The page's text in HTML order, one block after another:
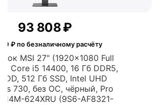
Моноблок DIGMA PRO
(1920x1080 Full HD),
1235U, 16Gb DDR4,
UHD Graphics,
Professional, серый
67 590₽ по